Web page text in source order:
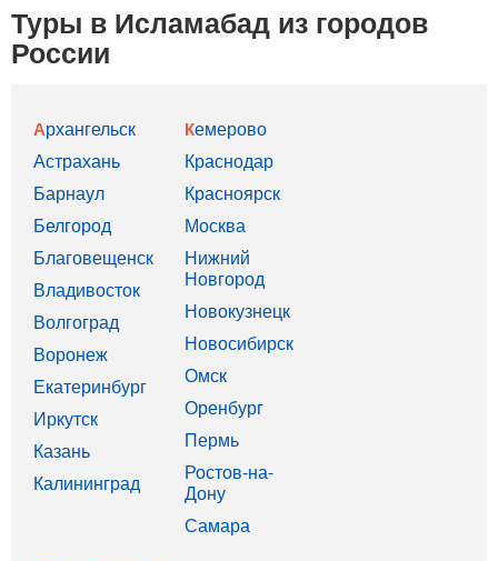
Туры в Исламабад из городов
России
Архангельск
Астрахань
Барнаул
Белгород
Благовещенск
Владивосток
Волгоград
Воронеж
Екатеринбург
Иркутск
Казань
Калининград
Кемерово
Краснодар
Красноярск
Москва
Нижний
Новгород
Новокузнецк
Новосибирск
Омск
Оренбург
Пермь
Ростов-на-
Дону
Самара